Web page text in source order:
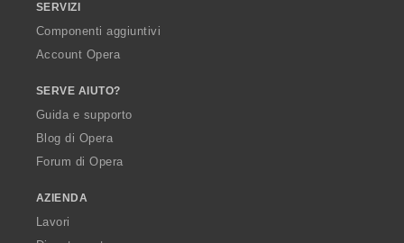
SERVIZI
Componenti aggiuntivi
Account Opera
SERVE AIUTO?
Guida e supporto
Blog di Opera
Forum di Opera
AZIENDA
Lavori